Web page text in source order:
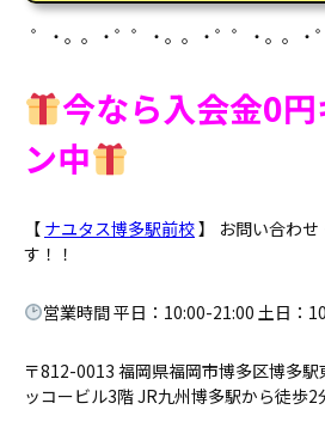
゜・。。・゜゜・。。・゜゜・。。・
今なら入会金0
ン中
【 ナユタス博多駅前校】 お問い合わ
す！！
営業時間 平日：10:00-21:00 土日：
〒812-0013 福岡県福岡市博多区博多
ッコービル3階 JR九州博多駅から徒歩2